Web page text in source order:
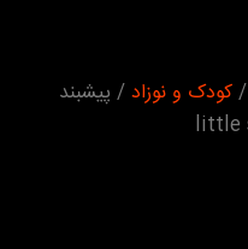
/کودک و نوزاد/ پیشبند